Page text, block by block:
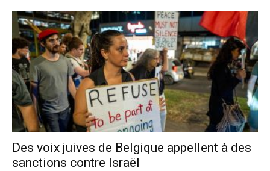
Des voix juives de Belgique appellent à des
sanctions contre Israël